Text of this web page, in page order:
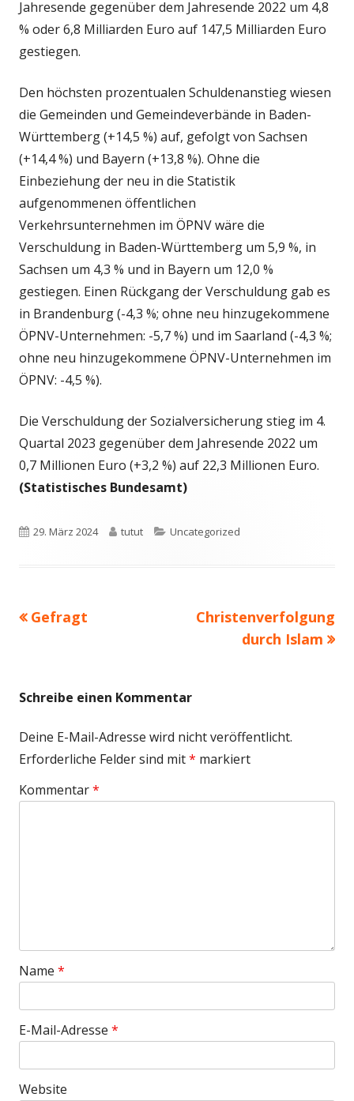
Jahresende gegenüber dem Jahresende 2022 um 4,8
% oder 6,8 Milliarden Euro auf 147,5 Milliarden Euro
gestiegen.
Den höchsten prozentualen Schuldenanstieg wiesen
die Gemeinden und Gemeindeverbände in Baden-
Württemberg (+14,5 %) auf, gefolgt von Sachsen
(+14,4 %) und Bayern (+13,8 %). Ohne die
Einbeziehung der neu in die Statistik
aufgenommenen öffentlichen
Verkehrsunternehmen im ÖPNV wäre die
Verschuldung in Baden-Württemberg um 5,9 %, in
Sachsen um 4,3 % und in Bayern um 12,0 %
gestiegen. Einen Rückgang der Verschuldung gab es
in Brandenburg (-4,3 %; ohne neu hinzugekommene
ÖPNV-Unternehmen: -5,7 %) und im Saarland (-4,3 %;
ohne neu hinzugekommene ÖPNV-Unternehmen im
ÖPNV: -4,5 %).
Die Verschuldung der Sozialversicherung stieg im 4.
Quartal 2023 gegenüber dem Jahresende 2022 um
0,7 Millionen Euro (+3,2 %) auf 22,3 Millionen Euro.
(Statistisches Bundesamt)
Veröffentlicht
29. März 2024 Autor
tutut Kategorien
Uncategorized
Beitragsnavigation
Vorheriger
Gefragt
Nächster
Beitrag
Christenverfolgung
durch Islam
Schreibe einen Kommentar
Deine E-Mail-Adresse wird nicht veröffentlicht.
Erforderliche Felder sind mit* markiert
Kommentar*
Name *
E-Mail-Adresse *
Website